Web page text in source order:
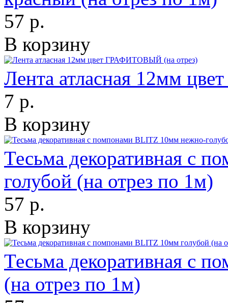
57 р.
В корзину
Лента атласная 12мм
7 р.
В корзину
Тесьма декоративная с
голубой (на отрез по 1м)
57 р.
В корзину
Тесьма декоративная с
(на отрез по 1м)